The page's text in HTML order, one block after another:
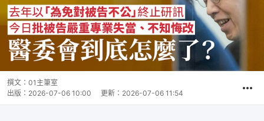
撰文： 01主筆室
出版： 2026-07-06 10:00 更新： 2026-07-06 11:54